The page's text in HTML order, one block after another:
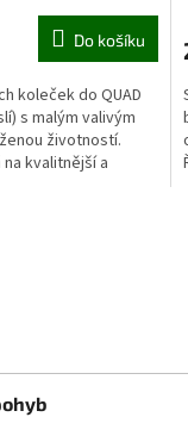
Do košíku
koleček do QUAD
s malým valivým
životností.
na kvalitnější a